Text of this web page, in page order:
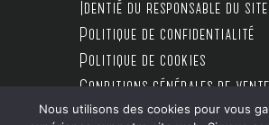
Identié du responsable du site
Politique de confidentialité
Politique de cookies
Conditions générales de vente
Nous utilisons des cookies pour vous